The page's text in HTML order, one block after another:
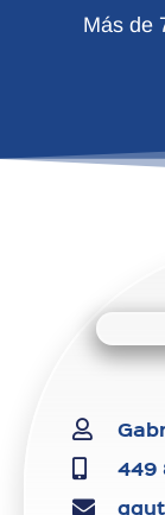
Más de
449